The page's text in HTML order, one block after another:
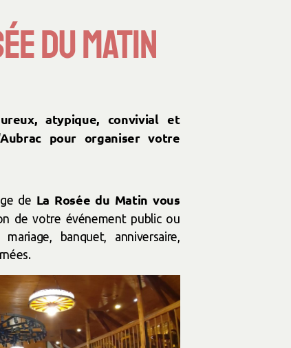
du matin
atypique, convivial et
pour organiser votre
de La Rosée du Matin vous
de votre événement public ou
banquet, anniversaire,